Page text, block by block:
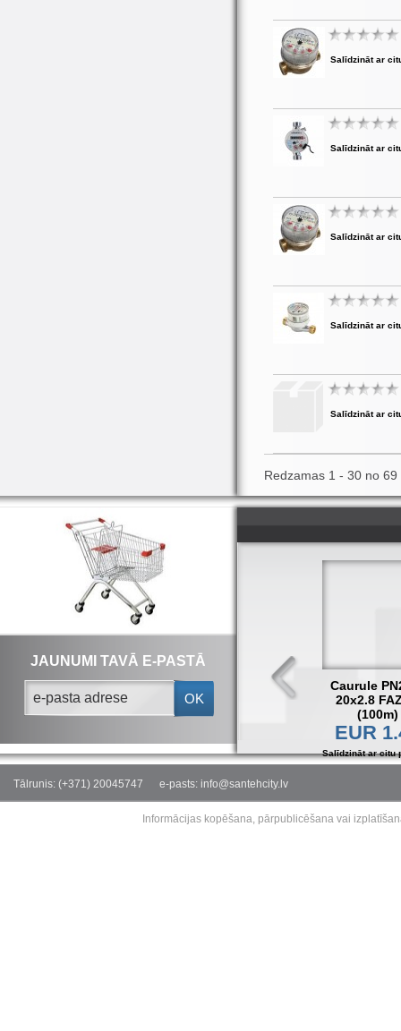
Salīdzināt ar
Salīdzināt ar
Salīdzināt ar
Salīdzināt ar
Salīdzināt ar
Redzamas 1 - 30 no 69
JAUNUMI TAVĀ E-PASTĀ
OK
Caurule
20x2.8
(100m)
EUR
Salīdzināt ar citu
Tālrunis: (+371) 20045747 e-pasts: info@santehcity.lv
Informācijas kopēšana, pārpublicēšana vai